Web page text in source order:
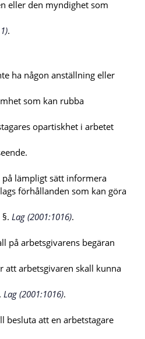
eller den myndighet som
.
ha någon anställning eller
som kan rubba
opartiskhet i arbetet
lämpligt sätt informera
förhållanden som kan göra
Lag (2001:1016).
på arbetsgivarens begäran
att arbetsgivaren skall kunna
Lag (2001:1016).
besluta att en arbetstagare